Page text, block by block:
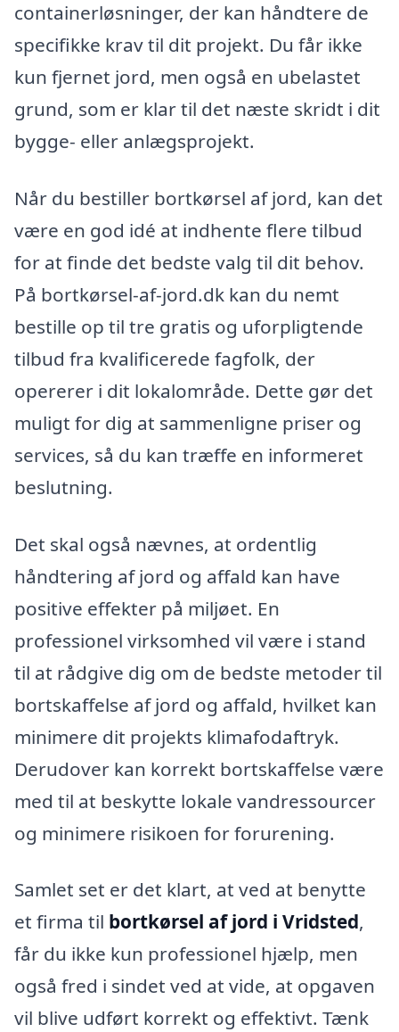
containerløsninger, der kan håndtere de
specifikke krav til dit projekt. Du får ikke
kun fjernet jord, men også en ubelastet
grund, som er klar til det næste skridt i dit
bygge- eller anlægsprojekt.
Når du bestiller bortkørsel af jord, kan det
være en god idé at indhente flere tilbud
for at finde det bedste valg til dit behov.
På bortkørsel-af-jord.dk kan du nemt
bestille op til tre gratis og uforpligtende
tilbud fra kvalificerede fagfolk, der
opererer i dit lokalområde. Dette gør det
muligt for dig at sammenligne priser og
services, så du kan træffe en informeret
beslutning.
Det skal også nævnes, at ordentlig
håndtering af jord og affald kan have
positive effekter på miljøet. En
professionel virksomhed vil være i stand
til at rådgive dig om de bedste metoder til
bortskaffelse af jord og affald, hvilket kan
minimere dit projekts klimafodaftryk.
Derudover kan korrekt bortskaffelse være
med til at beskytte lokale vandressourcer
og minimere risikoen for forurening.
Samlet set er det klart, at ved at benytte
et firma til bortkørsel af jord i Vridsted,
får du ikke kun professionel hjælp, men
også fred i sindet ved at vide, at opgaven
vil blive udført korrekt og effektivt. Tænk